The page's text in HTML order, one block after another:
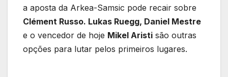
a aposta da Arkea-Samsic pode recair sobre
Clément Russo. Lukas Ruegg, Daniel Mestre
e o vencedor de hoje Mikel Aristi são outras
opções para lutar pelos primeiros lugares.